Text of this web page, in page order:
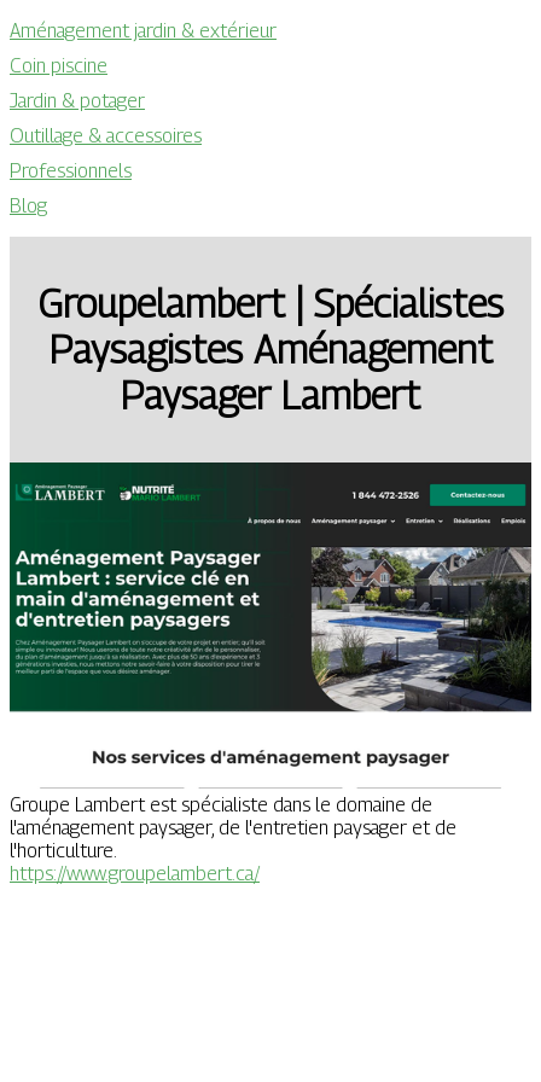
Aménagement jardin & extérieur
Coin piscine
Jardin & potager
Outillage & accessoires
Professionnels
Blog
Groupe­lam­bert | Spécia­listes
Paysagistes Aménagement
Paysager Lambert
Groupe Lambert est spécialiste dans le domaine de
l'aménagement paysager, de l'entretien paysager et de
l'horticulture.
https://www.groupelambert.ca/